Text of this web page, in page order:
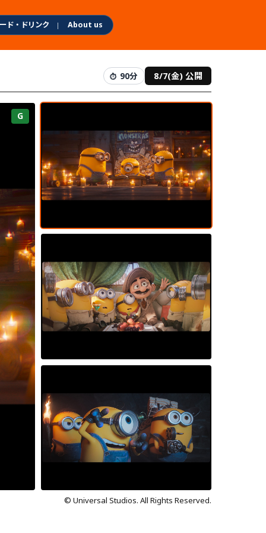
ド・ドリンク About us
90分 8/7(金) 公開
G
© Universal Studios. All Rights Reserved.